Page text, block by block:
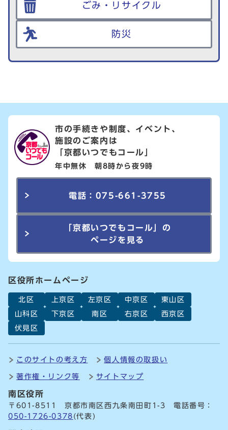
ごみ・リサイクル
防災
市の手続きや制度、イベント、
施設のご案内は
「京都いつでもコール」
年中無休 朝8時から夜9時
電話：075-661-3755
「京都いつでもコール」の
ページを見る
区役所ホームページ
北区 上京区 左京区 中京区
東山区
山科区
下京区 南区 右京区
西京区
伏見区
このサイトの考え方 個人情報の取扱い
著作権・リンク等 サイトマップ
南区役所
〒601-8511 京都市南区西九条南田町1-3 電話番号：
050-1726-0378 (代表)